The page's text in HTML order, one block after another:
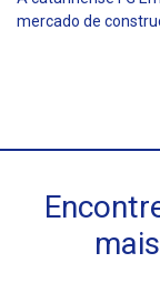
mercado de